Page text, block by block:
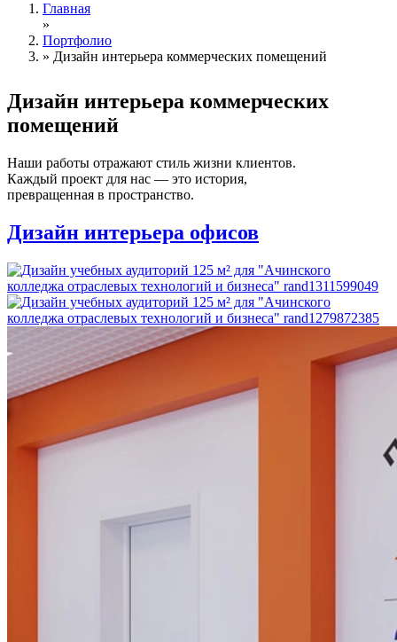
Главная
»
Портфолио
» Дизайн интерьера коммерческих помещений
Дизайн интерьера коммерческих
помещений
Наши работы отражают стиль жизни клиентов.
Каждый проект для нас — это история,
превращенная в пространство.
Дизайн интерьера офисов